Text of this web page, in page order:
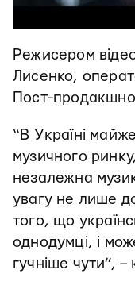
Режисером
Лисенко,
Пост-
“В Україні
музичного
незалежна
увагу не лише
того, що
однодумці, і
гучніше чути”,